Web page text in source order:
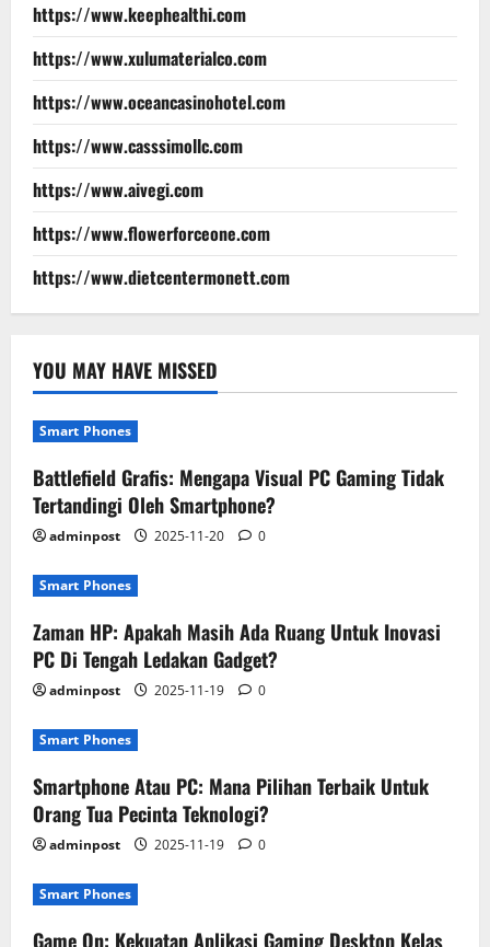
https://www.keephealthi.com
https://www.xulumaterialco.com
https://www.oceancasinohotel.com
https://www.casssimollc.com
https://www.aivegi.com
https://www.flowerforceone.com
https://www.dietcentermonett.com
YOU MAY HAVE MISSED
Smart Phones
Battlefield Grafis: Mengapa Visual PC Gaming Tidak
Tertandingi Oleh Smartphone?
adminpost 2025-11-20 0
Smart Phones
Zaman HP: Apakah Masih Ada Ruang Untuk Inovasi
PC Di Tengah Ledakan Gadget?
adminpost 2025-11-19 0
Smart Phones
Smartphone Atau PC: Mana Pilihan Terbaik Untuk
Orang Tua Pecinta Teknologi?
adminpost 2025-11-19 0
Smart Phones
Game On: Kekuatan Aplikasi Gaming Desktop Kelas